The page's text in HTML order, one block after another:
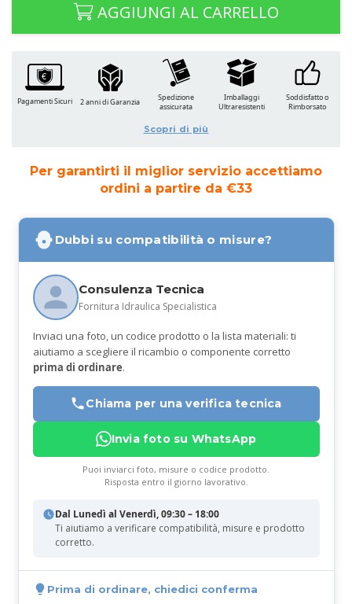
AGGIUNGI AL CARRELLO
Per garantirti il miglior servizio accettiamo
ordini a partire da €33
Dubbi su compatibilità o misure?
Consulenza Tecnica
Fornitura Idraulica Specialistica
Inviaci una foto, un codice prodotto o la lista materiali: ti
aiutiamo a scegliere il ricambio o componente corretto
prima di ordinare.
Chiama per una verifica tecnica
Invia foto su WhatsApp
Puoi inviarci foto, misure o codice prodotto.
Risposta entro il giorno lavorativo.
Dal Lunedì al Venerdì, 09:30 – 18:00
Ti aiutiamo a verificare compatibilità, misure e prodotto
corretto.
Prima di ordinare, chiedici conferma
Pagamenti Sicuri 2 anni di Garanzia
Spedizione
assicurata
Imballaggi
Ultraresistenti
Soddisfatto o
Rimborsato
Scopri di più